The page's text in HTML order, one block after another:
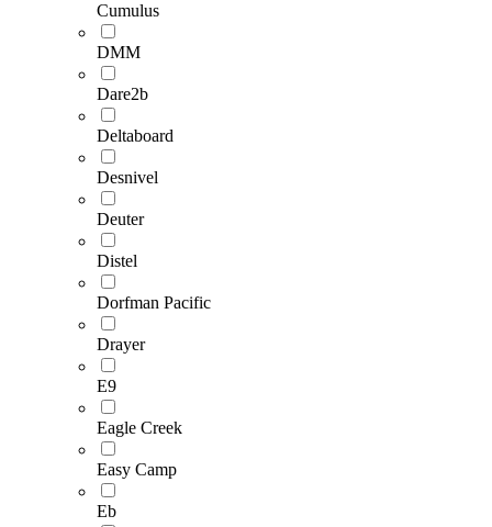
Cumulus
DMM
Dare2b
Deltaboard
Desnivel
Deuter
Distel
Dorfman Pacific
Drayer
E9
Eagle Creek
Easy Camp
Eb